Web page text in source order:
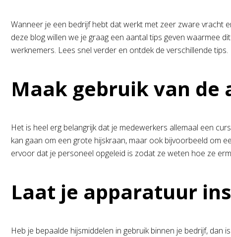
Wanneer je een bedrijf hebt dat werkt met zeer zware vracht
deze blog willen we je graag een aantal tips geven waarmee
werknemers. Lees snel verder en ontdek de verschillende tips.
Maak gebruik van de
Het is heel erg belangrijk dat je medewerkers allemaal een
kan gaan om een grote hijskraan, maar ook bijvoorbeeld om
ervoor dat je personeel opgeleid is zodat ze weten hoe ze
Laat je apparatuur
Heb je bepaalde hijsmiddelen in gebruik binnen je bedrijf,